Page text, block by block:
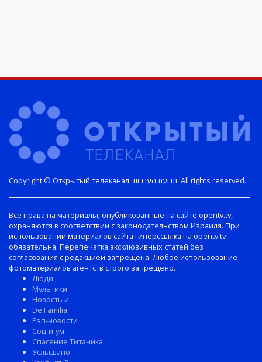
Copyright © Открытый телеканал. תנועת הערבות. All rights reserved.
Все права на материалы, опубликованные на сайте opentv.tv,
охраняются в соответствии с законодательством Израиля. При
использовании материалов сайта гиперссылка на opentv.tv
обязательна. Перепечатка эксклюзивных статей без
согласования с редакцией запрещена. Любое использование
фотоматериалов агентств строго запрещено.
Люди
Мультики
Новость и
De Familia
Рэп-новости
Соц-и-ум
Спасение Титаника
Услышано